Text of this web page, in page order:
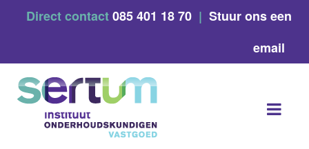
Direct contact085 401 18 70 | Stuur ons een
email